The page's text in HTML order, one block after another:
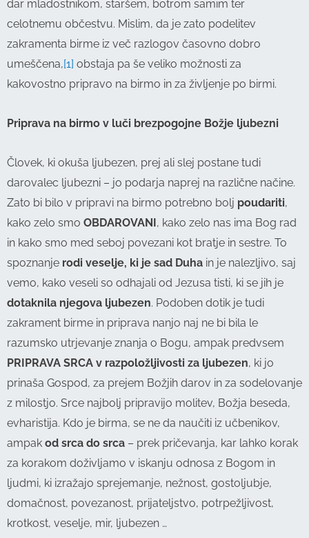
dar mladostnikom, staršem, botrom samim ter
celotnemu občestvu. Mislim, da je zato podelitev
zakramenta birme iz več razlogov časovno dobro
umeščena,[1] obstaja pa še veliko možnosti za
kakovostno pripravo na birmo in za življenje po birmi.
Priprava na birmo v luči brezpogojne Božje ljubezni
Človek, ki okuša ljubezen, prej ali slej postane tudi
darovalec ljubezni – jo podarja naprej na različne načine.
Zato bi bilo v pripravi na birmo potrebno bolj poudariti,
kako zelo smo OBDAROVANI, kako zelo nas ima Bog rad
in kako smo med seboj povezani kot bratje in sestre. To
spoznanje rodi veselje, ki je sad Duha in je nalezljivo, saj
vemo, kako veseli so odhajali od Jezusa tisti, ki se jih je
dotaknila njegova ljubezen. Podoben dotik je tudi
zakrament birme in priprava nanjo naj ne bi bila le
razumsko utrjevanje znanja o Bogu, ampak predvsem
PRIPRAVA SRCA v razpoložljivosti za ljubezen, ki jo
prinaša Gospod, za prejem Božjih darov in za sodelovanje
z milostjo. Srce najbolj pripravijo molitev, Božja beseda,
evharistija. Kdo je birma, se ne da naučiti iz učbenikov,
ampak od srca do srca – prek pričevanja, kar lahko korak
za korakom doživljamo v iskanju odnosa z Bogom in
ljudmi, ki izražajo sprejemanje, nežnost, gostoljubje,
domačnost, povezanost, prijateljstvo, potrpežljivost,
krotkost, veselje, mir, ljubezen …